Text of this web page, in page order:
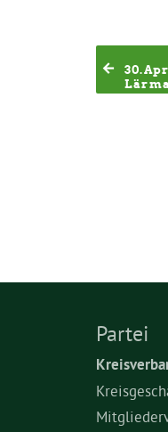
Partei